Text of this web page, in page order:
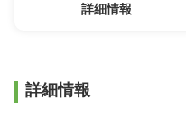
詳細情報
詳細情報